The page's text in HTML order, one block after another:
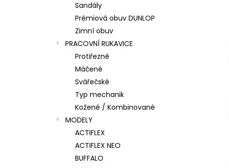
Sandály
Prémiová obuv DUNLOP
Zimní obuv
PRACOVNÍ RUKAVICE
Protiřezné
Máčené
Svářečské
Typ mechanik
Kožené / Kombinované
MODELY
ACTIFLEX
ACTIFLEX NEO
BUFFALO